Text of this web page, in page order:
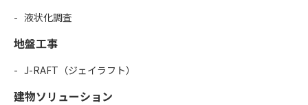
液状化調査
地盤工事
J-RAFT（ジェイラフト）
建物ソリューション